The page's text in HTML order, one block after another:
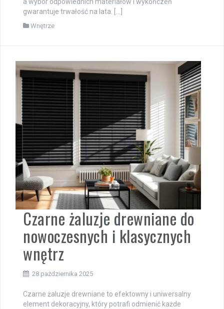
a wybór odpowiednich materiałów i wykończeń
gwarantuje trwałość na lata. […]
Wnętrze
Czarne żaluzje drewniane do
nowoczesnych i klasycznych
wnętrz
28 października 2025
Czarne żaluzje drewniane to efektowny i uniwersalny
element dekoracyjny, który potrafi odmienić każde